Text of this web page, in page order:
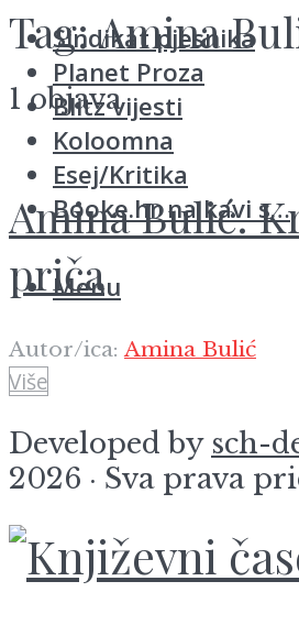
Sindikat pjesnika
Planet Proza
Blitz vijesti
Koloomna
Esej/Kritika
Booke.hr na kavi s…
Menu
Tag:Amina
1 objava
Amina Bulić.
priča
Autor/ica:Amina Bulić
Više
Developed by sch-
2026 · Sva prava